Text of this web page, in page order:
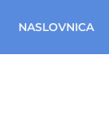
NASLOVNICA